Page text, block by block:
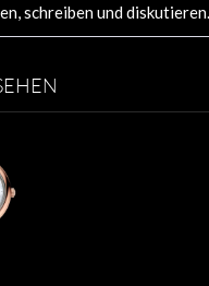
schreiben und diskutieren...